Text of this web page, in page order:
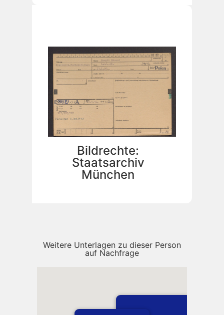
Bildrechte:
Staatsarchiv
München
Weitere Unterlagen zu dieser Person
auf Nachfrage